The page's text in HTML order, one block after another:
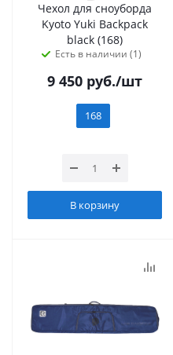
Чехол для сноуборда
Kyoto Yuki Backpack
black (168)
Есть в наличии (1)
9 450 руб./шт
168
В корзину